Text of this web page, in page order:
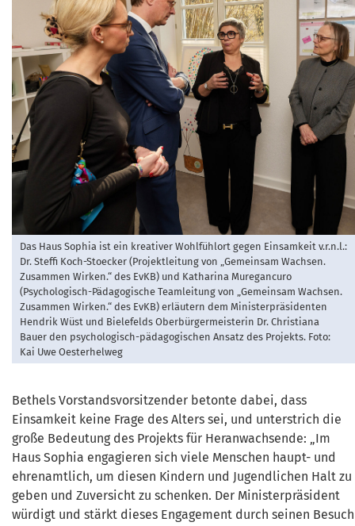
Das Haus Sophia ist ein kreativer Wohlfühlort gegen Einsamkeit v.r.n.l.:
Dr. Steffi Koch-Stoecker (Projektleitung von „Gemeinsam Wachsen.
Zusammen Wirken.“ des EvKB) und Katharina Muregancuro
(Psychologisch-Pädagogische Teamleitung von „Gemeinsam Wachsen.
Zusammen Wirken.“ des EvKB) erläutern dem Ministerpräsidenten
Hendrik Wüst und Bielefelds Oberbürgermeisterin Dr. Christiana
Bauer den psychologisch-pädagogischen Ansatz des Projekts. Foto:
Kai Uwe Oesterhelweg
Bethels Vorstandsvorsitzender betonte dabei, dass
Einsamkeit keine Frage des Alters sei, und unterstrich die
große Bedeutung des Projekts für Heranwachsende: „Im
Haus Sophia engagieren sich viele Menschen haupt- und
ehrenamtlich, um diesen Kindern und Jugendlichen Halt zu
geben und Zuversicht zu schenken. Der Ministerpräsident
würdigt und stärkt dieses Engagement durch seinen Besuch